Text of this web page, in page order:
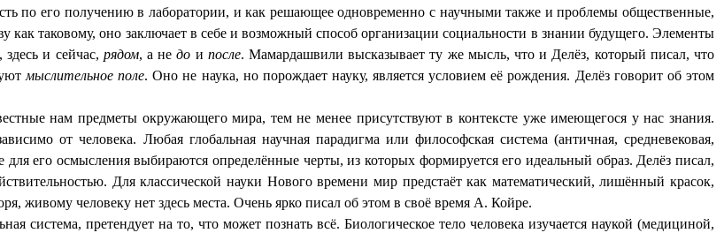
по его получению в лаборатории, и как решающее одновременно с научными также и проблемы общественные,
таковому, оно заключает в себе и возможный способ организации социальности в знании будущего. Элементы
и сейчас, рядом, а недо и после. Мамардашвили высказывает ту же мысль, что и Делёз, который писал, что
мыслительное поле. Оно не наука, но порождает науку, является условием её рождения. Делёз говорит об этом
нам предметы окружающего мира, тем не менее присутствуют в контексте уже имеющегося у нас знания.
от человека. Любая глобальная научная парадигма или философская система (античная, средневековая,
его осмысления выбираются определённые черты, из которых формируется его идеальный образ. Делёз писал,
Для классической науки Нового времени мир предстаёт как математический, лишённый красок,
живому человеку нет здесь места. Очень ярко писал об этом в своё время А. Койре.
система, претендует на то, что может познать всё. Биологическое тело человека изучается наукой (медициной,